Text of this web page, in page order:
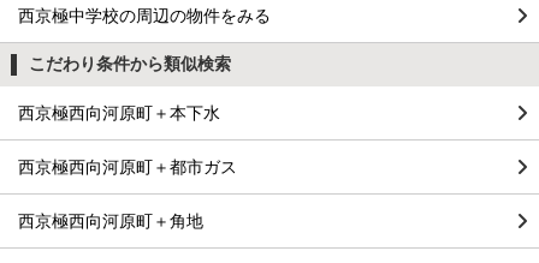
西京極中学校の周辺の物件をみる
こだわり条件から類似検索
西京極西向河原町＋本下水
西京極西向河原町＋都市ガス
西京極西向河原町＋角地